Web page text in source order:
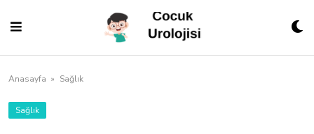
content
Anasayfa » Sağlık
Sağlık